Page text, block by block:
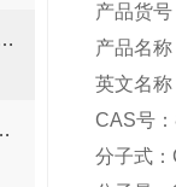
素D质控样品的浓度是多少呢？
品的使用方法
产品货
产品名称
英文名
CAS号
分子式